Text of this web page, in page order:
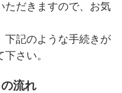
ただきますので、お気
下記のような手続きが
さい。
流れ